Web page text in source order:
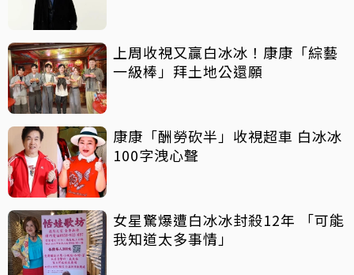
上周收視又贏白冰冰！康康「綜藝
一級棒」拜土地公還願
康康「酬勞砍半」收視超車 白冰冰
100字洩心聲
女星驚爆遭白冰冰封殺12年 「可能
我知道太多事情」